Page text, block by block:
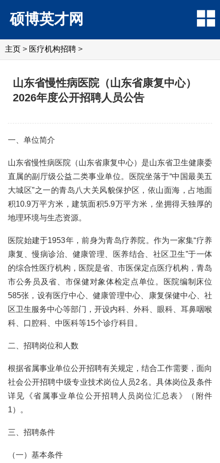
硕博英才网
主页 > 医疗机构招聘 >
山东省慢性病医院（山东省康复中心）
2026年度公开招聘人员公告
一、单位简介
山东省慢性病医院（山东省康复中心）是山东省卫生健康委
直属的副厅级公益二类事业单位。医院坐落于“中国最美五
大城区”之一的青岛八大关风貌保护区，依山面海，占地面
积10.9万平方米，建筑面积5.9万平方米，坐拥得天独厚的
地理环境与生态资源。
医院始建于1953年，前身为青岛疗养院。作为一家集“疗养
康复、慢病诊治、健康管理、医养结合、社区卫生”于一体
的综合性医疗机构，医院是省、市医保定点医疗机构，青岛
市公务员及省、市保健对象体检定点单位。医院编制床位
585张，设有医疗中心、健康管理中心、康复保健中心、社
区卫生服务中心等部门，开设内科、外科、眼科、耳鼻咽喉
科、口腔科、中医科等15个诊疗科目。
二、招聘岗位和人数
根据省属事业单位公开招聘有关规定，结合工作需要，面向
社会公开招聘中级专业技术岗位人员2名。具体岗位及条件
详见《省属事业单位公开招聘人员岗位汇总表》（附件
1）。
三、招聘条件
（一）基本条件